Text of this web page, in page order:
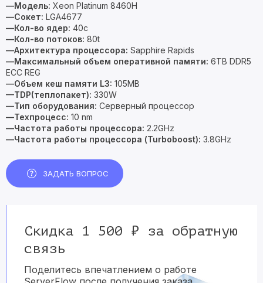
—Модель: Xeon Platinum 8460H
—Сокет: LGA4677
—Кол-во ядер: 40c
—Кол-во потоков: 80t
—Архитектура процессора: Sapphire Rapids
—Максимальный объем оперативной памяти: 6TB DDR5
ECC REG
—Объем кеш памяти L3: 105MB
—TDP(теплопакет): 330W
—Тип оборудования: Серверный процессор
—Техпроцесс: 10 nm
—Частота работы процессора: 2.2GHz
—Частота работы процессора (Turboboost): 3.8GHz
ЗАДАТЬ ВОПРОС
Скидка 1 500 ₽ за обратную
связь
Поделитесь впечатлением о работе